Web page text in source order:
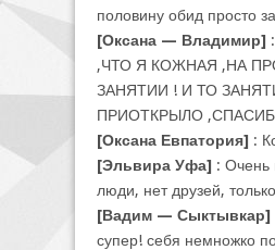
половину обид просто
[Оксана — Владимир]
,ЧТО Я КОЖНАЯ ,НА
ЗАНЯТИИ ! И ТО
ПРИОТКРЫЛО
[Оксана Евпатория] :
[Эльвира Уфа] : Очень
люди, нет друзей,
[Вадим — Сыктывкар]
супер! себя немножко